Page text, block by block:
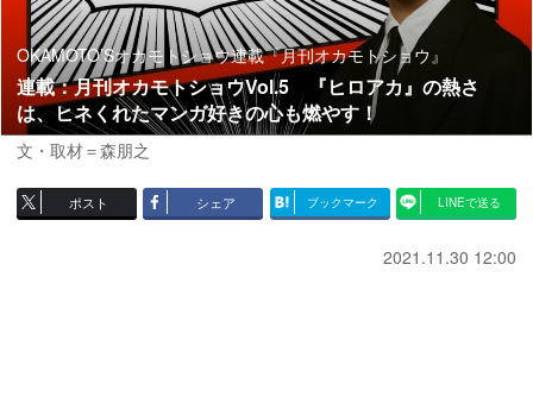
OKAMOTO’Sオカモトショウ連載『月刊オカモトショウ』
連載：月刊オカモトショウVol.5 『ヒロアカ』の熱さ
は、ヒネくれたマンガ好きの心も燃やす！
文・取材＝森朋之
ポスト シェア ブックマーク LINEで送る
2021.11.30 12:00